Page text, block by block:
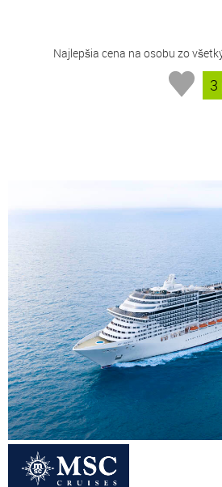
Najlepšia cena na osobu zo
3